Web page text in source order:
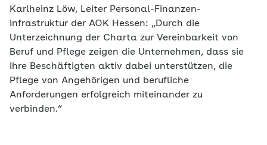
Karlheinz Löw, Leiter Personal-Finanzen-
Infrastruktur der AOK Hessen: „Durch die
Unterzeichnung der Charta zur Vereinbarkeit von
Beruf und Pflege zeigen die Unternehmen, dass sie
Ihre Beschäftigten aktiv dabei unterstützen, die
Pflege von Angehörigen und berufliche
Anforderungen erfolgreich miteinander zu
verbinden.“